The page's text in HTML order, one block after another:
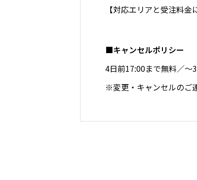
【対応エリアと受注料金
■キャンセルポリシー
4日前17:00まで無料／～
※変更・キャンセルのご